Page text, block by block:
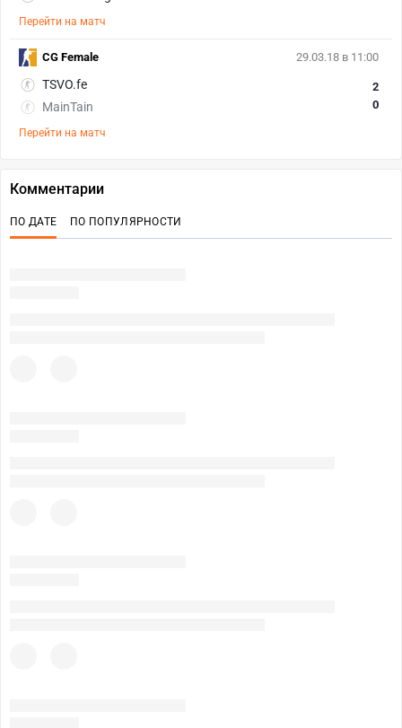
Перейти на матч
29.03.18 в 11:00
TSVO.fe
MainTain
2
0
Перейти на матч
CG Female
Комментарии
ПО ДАТЕ ПО ПОПУЛЯРНОСТИ